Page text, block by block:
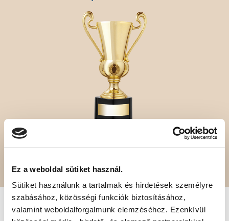
Ez a weboldal sütiket használ.
Sütiket használunk a tartalmak és hirdetések személyre
szabásához, közösségi funkciók biztosításához,
valamint weboldalforgalmunk elemzéséhez. Ezenkívül
SZPONZOROK